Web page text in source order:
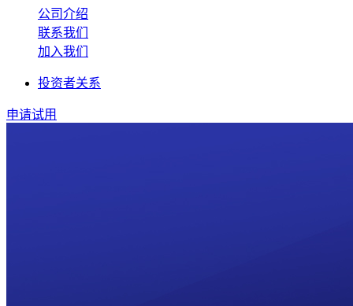
公司介绍
联系我们
加入我们
投资者关系
申请试用